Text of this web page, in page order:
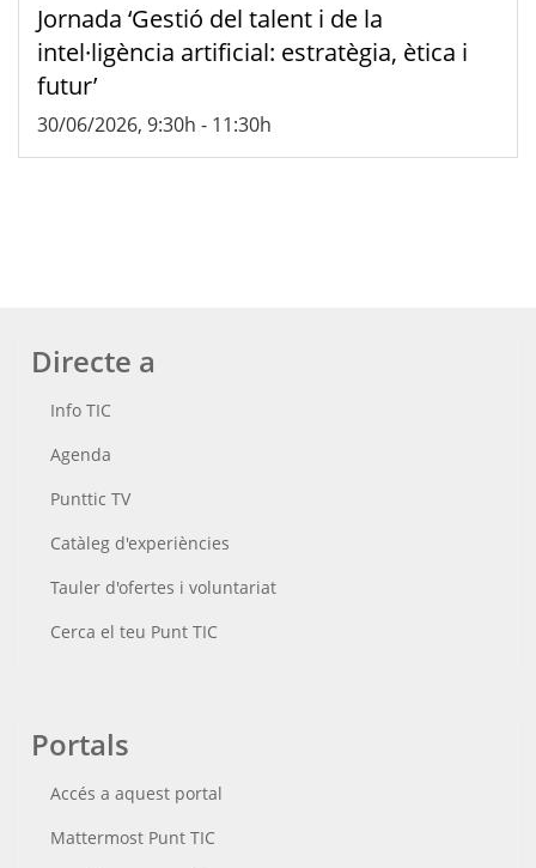
Jornada ‘Gestió del talent i de la
intel·ligència artificial: estratègia, ètica i
futur’
30/06/2026, 9:30h - 11:30h
Directe a
Info TIC
Agenda
Punttic TV
Catàleg d'experiències
Tauler d'ofertes i voluntariat
Cerca el teu Punt TIC
Portals
Accés a aquest portal
Mattermost Punt TIC